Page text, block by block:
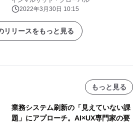
2022年3月30日 10:15
リリースをもっと見る
もっと見る
業務システム刷新の「見えていない課
題」にアプローチ。AI×UX専門家の要